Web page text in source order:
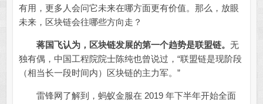
有用，更多人会问它未来在哪方面更有价值。那么，放眼
未来，区块链会往哪些方向走？
蒋国飞认为，区块链发展的第一个趋势是联盟链。 无
独有偶，中国工程院院士陈纯也曾说过，“联盟链是现阶段
（相当长一段时间内）区块链的主力军。”
雷锋网了解到，蚂蚁金服在 2019 年下半年开始全面